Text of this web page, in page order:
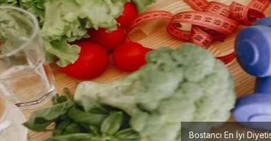
Bostancı En İyi